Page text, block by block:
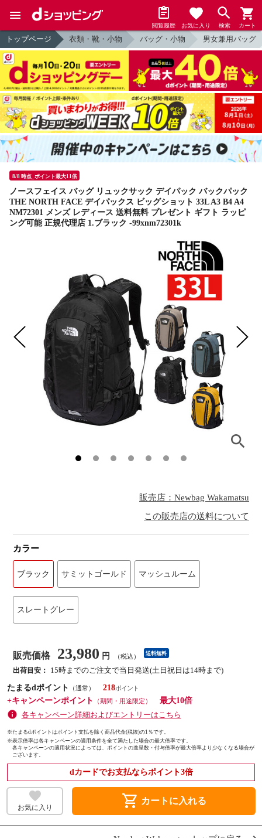
閲覧履歴 お気に入り 検索 カート
トップページ 衣類・靴・小物 バッグ・小物 男女兼用バッグ
8/8 時点_ポイント最大11倍
ノースフェイス バッグ リュックサック デイパック バックパック
THE NORTH FACE デイパックス ビッグショット 33L A3 B4 A4
NM72301 メンズ レディース 送料無料 プレゼント ギフト ラッピ
ング可能 正規代理店 1.ブラック -99xnm72301k
販売店：Newbag Wakamatsu
この販売店の送料について
カラー
ブラック サミットゴールド マッシュルーム
スレートグレー
販売価格 23,980 円 （税込） 送料無料
出荷目安：
15時までのご注文で当日発送(土日祝日は14時まで)
たまるdポイント
（通常）
218
+キャンペーンポイント
（期間・用途限定）
最大10倍
各キャンペーン詳細およびエントリーはこちら
※たまるdポイントはポイント支払を除く商品代金(税抜)の1％です。
※表示倍率は各キャンペーンの適用条件を全て満たした場合の最大倍率です。
各キャンペーンの適用状況によっては、ポイントの進呈数・付与倍率が最大倍率より少なくなる場合が
ございます。
dカードでお支払ならポイント3倍
お気に入り shopping_cart カートに入れる